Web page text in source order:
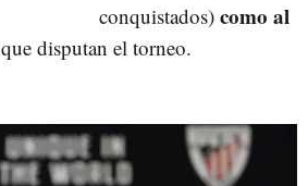
conquistados) como al
que disputan el torneo.